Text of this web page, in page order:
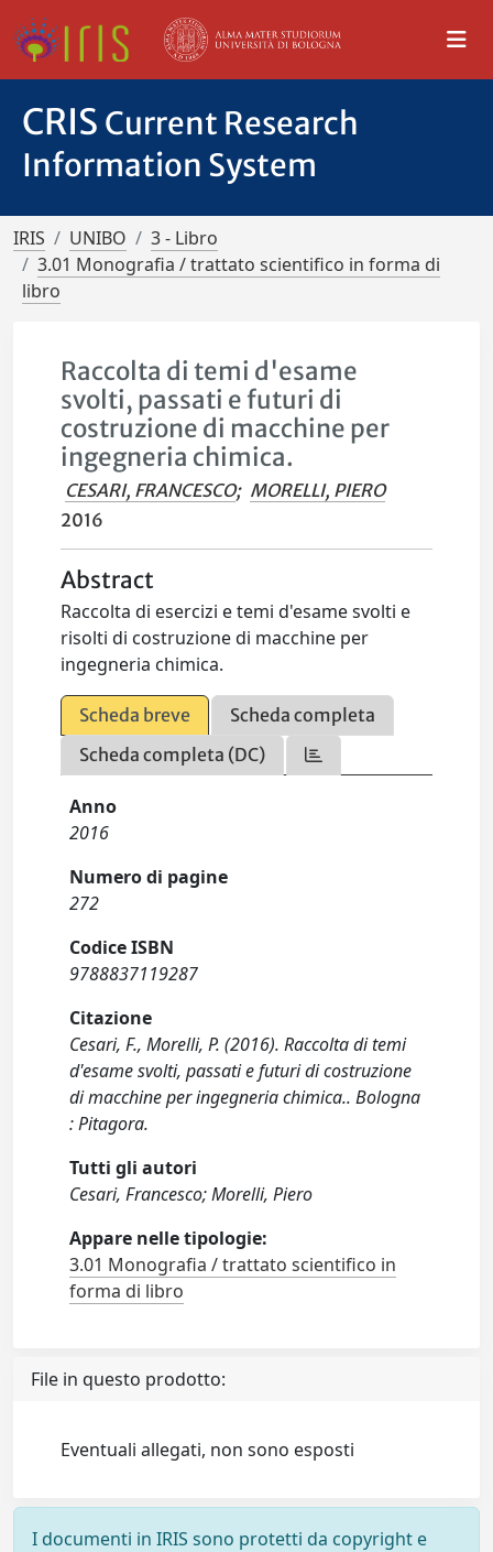
CRIS Current Research
Information System
IRIS UNIBO
3 - Libro
3.01 Monografia / trattato scientifico in forma di
libro
Raccolta di temi d'esame
svolti, passati e futuri di
costruzione di macchine per
ingegneria chimica.
CESARI, FRANCESCO; MORELLI, PIERO
2016
Abstract
Raccolta di esercizi e temi d'esame svolti e
risolti di costruzione di macchine per
ingegneria chimica.
Scheda breve
Scheda completa
Scheda completa (DC)
Anno
2016
Numero di pagine
272
Codice ISBN
9788837119287
Citazione
Cesari, F., Morelli, P. (2016). Raccolta di temi
d'esame svolti, passati e futuri di costruzione
di macchine per ingegneria chimica.. Bologna
: Pitagora.
Tutti gli autori
Cesari, Francesco; Morelli, Piero
Appare nelle tipologie:
3.01 Monografia / trattato scientifico in
forma di libro
File in questo prodotto:
Eventuali allegati, non sono esposti
I documenti in IRIS sono protetti da copyright e